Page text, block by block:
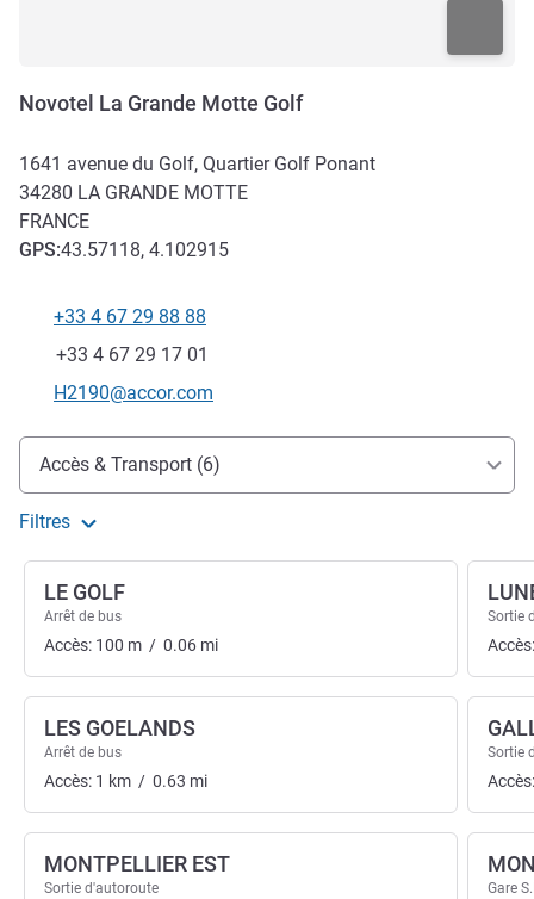
Novotel La Grande Motte Golf
1641 avenue du Golf, Quartier Golf Ponant
34280 LA GRANDE MOTTE
FRANCE
GPS:43.57118, 4.102915
Téléphone
+33 4 67 29 88 88
Fax
+33 4 67 29 17 01
Email de contact
H2190@accor.com
Accès et transports
Accès & Transport (6)
Filtres
LE GOLF
Arrêt de bus
Accès: 100 m / 0.06 mi
LES GOELANDS
Arrêt de bus
Accès: 1 km / 0.63 mi
MONTPELLIER EST
Sortie d'autoroute
Sortie
Sortie
Gare